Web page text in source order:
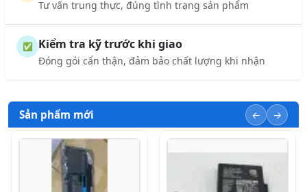
Tư vấn trung thực, đúng tình trạng sản phẩm
✅ Kiểm tra kỹ trước khi giao
Đóng gói cẩn thận, đảm bảo chất lượng khi nhận
Sản phẩm mới